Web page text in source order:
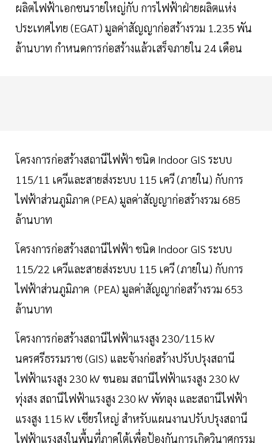
ผลิตไฟฟ้าเอกชนรายใหญ่กับ การไฟฟ้าฝ่ายผลิตแห่ง
ประเทศไทย (EGAT) มูลค่าสัญญาก่อสร้างรวม 1.235 พัน
ล้านบาท กำหนดการก่อสร้างแล้วเสร็จภายใน 24 เดือน
โครงการก่อสร้างสถานีไฟฟ้า ชนิด Indoor GIS ระบบ
115/11 เควีและสายส่งระบบ 115 เควี (ภายใน) กับการ
ไฟฟ้าส่วนภูมิภาค (PEA) มูลค่าสัญญาก่อสร้างรวม 685
ล้านบาท
โครงการก่อสร้างสถานีไฟฟ้า ชนิด Indoor GIS ระบบ
115/22 เควีและสายส่งระบบ 115 เควี (ภายใน) กับการ
ไฟฟ้าส่วนภูมิภาค (PEA) มูลค่าสัญญาก่อสร้างรวม 653
ล้านบาท
โครงการก่อสร้างสถานีไฟฟ้าแรงสูง 230/115 kV
นครศรีธรรมราช (GIS) และจ้างก่อสร้างปรับปรุงสถานี
ไฟฟ้าแรงสูง 230 kV ขนอม สถานีไฟฟ้าแรงสูง 230 kV
ทุ่งสง สถานีไฟฟ้าแรงสูง 230 kV พัทลุง และสถานีไฟฟ้า
แรงสูง 115 kV เชียรใหญ่ สำหรับแผนงานปรับปรุงสถานี
ไฟฟ้าแรงสูงในพื้นที่ภาคใต้เพื่อป้องกันการเกิดวินาศกรรม